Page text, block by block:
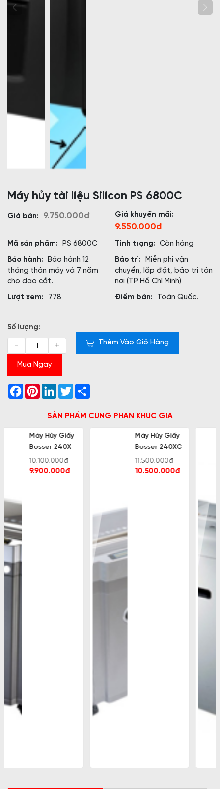
Máy hủy tài liệu Silicon PS 6800C
Giá bán: 9.750.000đ Giá khuyến mãi:
9.550.000đ
Mã sản phẩm: PS 6800C Tình trạng:
Còn hàng
Bảo hành:
Bảo hành 12
tháng thân máy và 7 năm
cho dao cắt.
Bảo trì:
Miễn phí vận
chuyển, lắp đặt, bảo trì tận
nơi (TP Hồ Chí Minh)
Lượt xem:
778 Điểm bán: Toàn Quốc.
Số lượng:
- + Thêm Vào Giỏ Hàng
Mua Ngay
Facebook
PinterestLinkedInTwitter
SẢN PHẨM CÙNG PHÂN KHÚC GIÁ
Máy Hủy Giấy
Bosser 240XC
11.500.000đ
10.500.000đ
Máy Hủy Giấy
Ziba PC 415CD
9.600.000đ
9.300.000đ